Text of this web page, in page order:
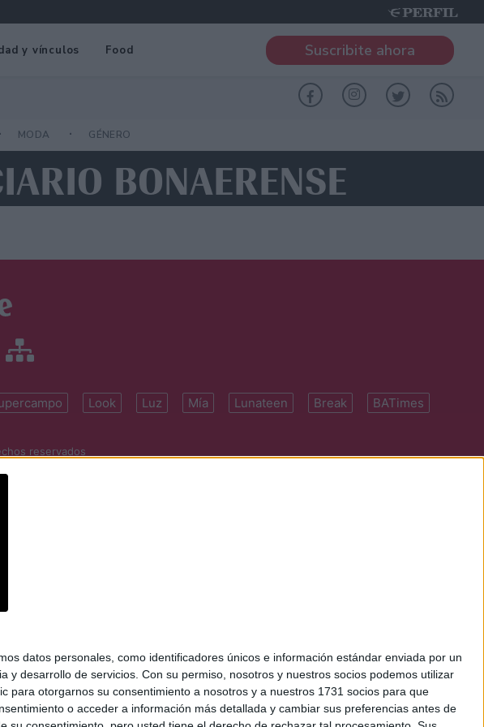
datos personales, como identificadores únicos e información estándar enviada por un
y desarrollo de servicios. Con su permiso, nosotros y nuestros socios podemos utilizar
para otorgarnos su consentimiento a nosotros y a nuestros 1731 socios para que
o acceder a información más detallada y cambiar sus preferencias antes de
y vínculos Food Suscribite ahora
MODA GÉNERO
BONAERENSE
Look Luz Mía Lunateen Break BATimes
reservados
Perfil S.A.